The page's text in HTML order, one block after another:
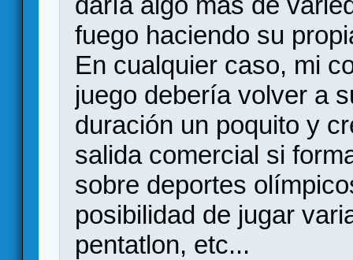
fuego haciendo su
En cualquier caso, mi
juego debería volver a
duración un poquito y
salida comercial si
sobre deportes
posibilidad de jugar
pentatlon, etc...